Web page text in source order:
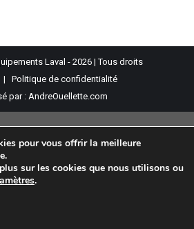
Laval - 2026 | Tous droits
| Politique de confidentialité
par : AndreOuellette.com
pour vous offrir la meilleure
sur les cookies que nous utilisons ou
.